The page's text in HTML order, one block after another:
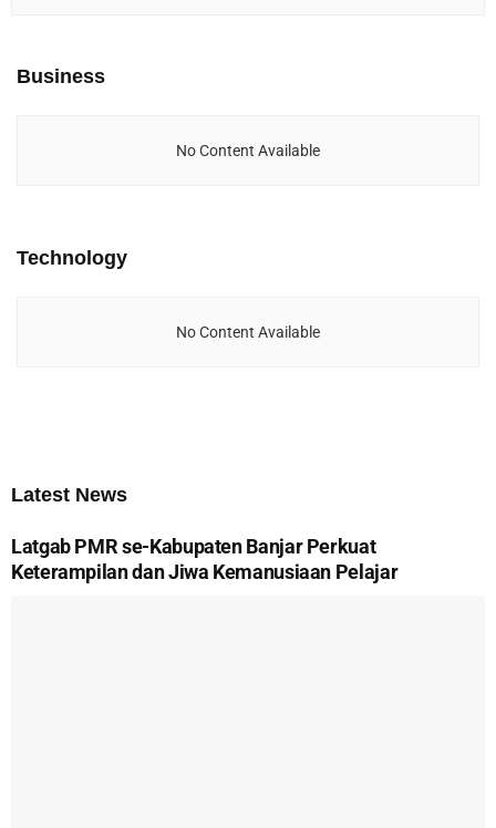
Business
No Content Available
Technology
No Content Available
Latest News
Latgab PMR se-Kabupaten Banjar Perkuat
Keterampilan dan Jiwa Kemanusiaan Pelajar